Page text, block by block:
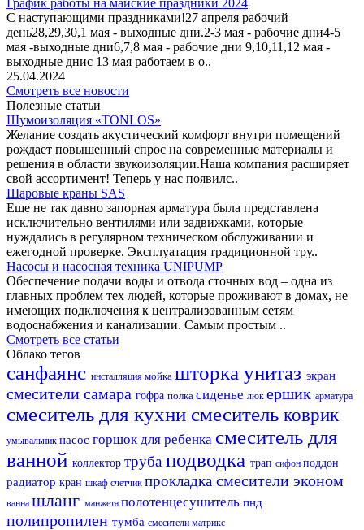
С наступающими праздниками!27 апреля рабочий
день28,29,30,1 мая - выходные дни.2-3 мая - рабочие дни4-5
мая -выходные дни6,7,8 мая - рабочие дни 9,10,11,12 мая -
выходные днис 13 мая работаем в о..
25.04.2024
Смотреть все новости
Полезные статьи
Шумоизоляция «TONLOS»
Желание создать акустический комфорт внутри помещений
рождает повышенный спрос на современные материалы и
решения в области звукоизоляции.Наша компания расширяет
свой ассортимент! Теперь у нас появилс..
Шаровые краны SAS
Еще не так давно запорная арматура была представлена
исключительно вентилями или задвижками, которые
нуждались в регулярном техническом обслуживании и
ежегодной проверке. Эксплуатация традиционной тру..
Насосы и насосная техника UNIPUMP
Обеспечение подачи воды и отвода сточных вод – одна из
главных проблем тех людей, которые проживают в домах, не
имеющих подключения к централизованным сетям
водоснабжения и канализации. Самым простым ..
Смотреть все статьи
Облако тегов
санфаянс инсталляция мойка шторка унитаз экран
смесители самара гофра полка сиденье люк ершик арматура
смеситель для кухни смеситель коврик
умывальник насос горшок для ребенка смеситель для
ванной коллектор труба подводка трап сифон поддон
радиатор кран шкаф счетчик прокладка смесители эконом
ванна шланг манжета полотенцесушитель пнд
полипропилен тумба смесители матрикс